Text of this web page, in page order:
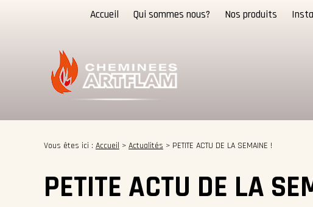
Accueil Qui sommes nous? Nos produits
Vous êtes ici : Accueil > Actualités > PETITE ACTU DE LA SEMAINE !
PETITE ACTU DE LA